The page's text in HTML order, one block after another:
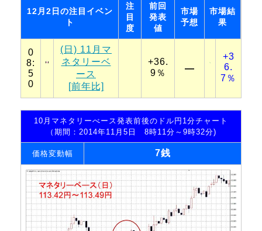
12月2日の注目イベン
ト
注
目
度
前回
発表
値
市場
予想
市場結
果
0
8:
5
0
(日) 11月マ
ネタリーベ
ース
[前年比]
+36.
9％
―
+3
6.
7％
10月マネタリーべース発表前後のドル円1分チャート
（期間：2014年11月5日 8時11分～9時32分)
価格変動幅 7銭